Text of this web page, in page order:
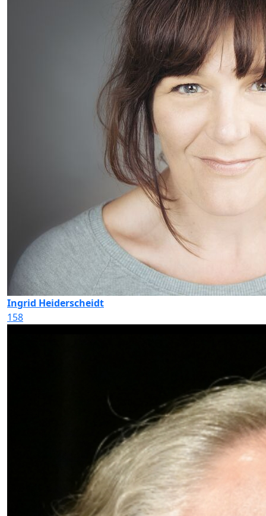
Ingrid Heiderscheidt
158